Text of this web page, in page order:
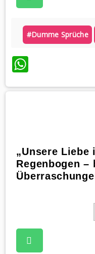
#dumme Sprüche
WhatsApp
„Unsere Liebe
Regenbogen